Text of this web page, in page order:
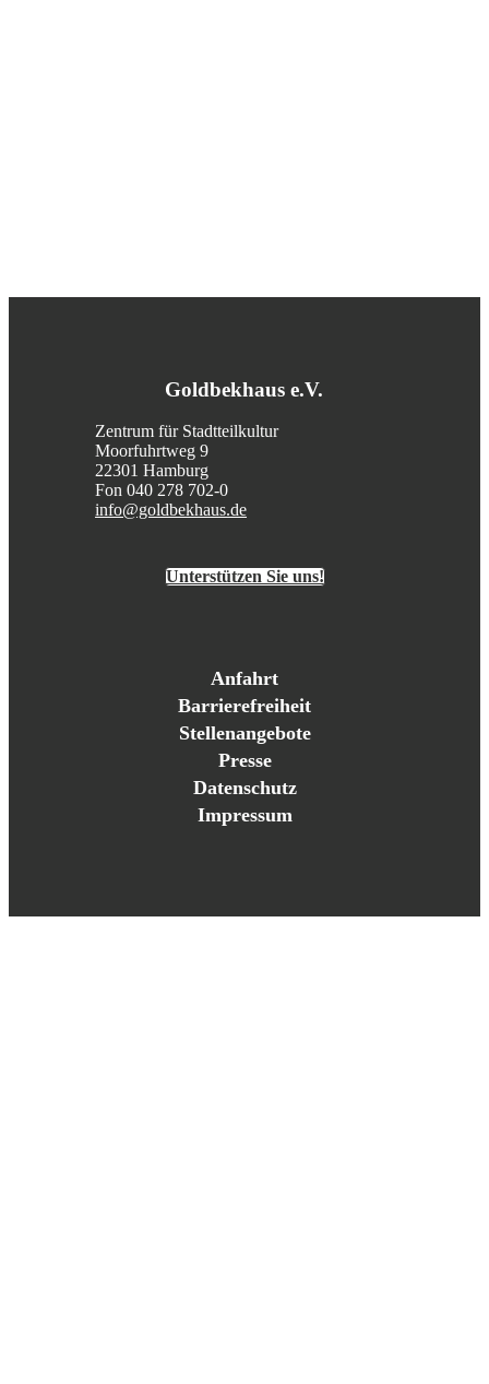
Goldbekhaus e.V.
Zentrum für Stadtteilkultur
Moorfuhrtweg 9
22301 Hamburg
Fon 040 278 702-0
info@goldbekhaus.de
Unterstützen Sie uns!
Anfahrt
Barrierefreiheit
Stellenangebote
Presse
Datenschutz
Impressum